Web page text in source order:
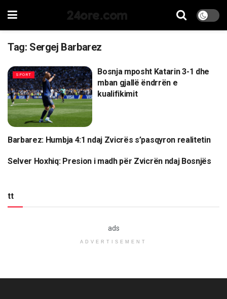
24ore.com
Tag: Sergej Barbarez
SPORT
Bosnja mposht Katarin 3-1 dhe
mban gjallë ëndrrën e
kualifikimit
SPORT
Barbarez: Humbja 4:1 ndaj Zvicrës s’pasqyron realitetin
SPORT
Selver Hoxhiq: Presion i madh për Zvicrën ndaj Bosnjës
tt
ads
ADVERTISEMENT